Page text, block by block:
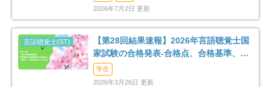
2026年7月2日 更新
【第28回結果速報】2026年言語聴覚士国
家試験の合格発表-合格点、合格基準、合
格率など-
学生
2026年3月26日 更新